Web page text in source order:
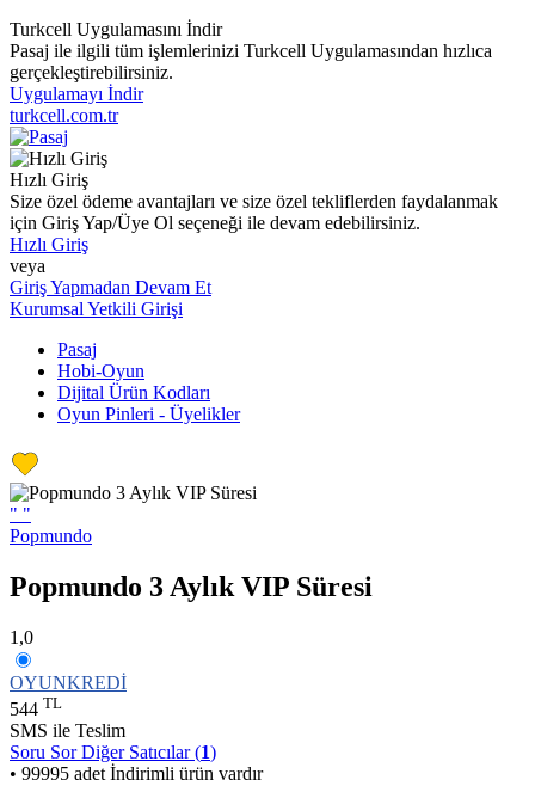
Turkcell Uygulamasını İndir
Pasaj ile ilgili tüm işlemlerinizi Turkcell Uygulamasından hızlıca
gerçekleştirebilirsiniz.
Uygulamayı İndir
turkcell.com.tr
Hızlı Giriş
Size özel ödeme avantajları ve size özel tekliflerden faydalanmak
için Giriş Yap/Üye Ol seçeneği ile devam edebilirsiniz.
Hızlı Giriş
veya
Giriş Yapmadan Devam Et
Kurumsal Yetkili Girişi
Pasaj
Hobi-Oyun
Dijital Ürün Kodları
Oyun Pinleri - Üyelikler
" "
Popmundo
Popmundo 3 Aylık VIP Süresi
1,0
OYUNKREDİ
544 TL
SMS ile Teslim
Soru SorDiğer Satıcılar (1)
• 99995 adet İndirimli ürün vardır